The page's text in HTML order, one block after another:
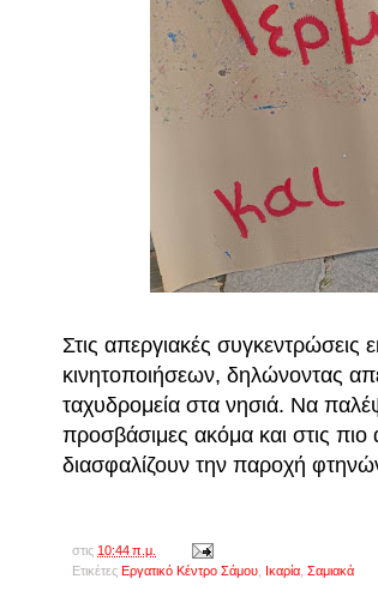
Στις απεργιακές
κινητοποιήσεων, δηλώνοντας
ταχυδρομεία στα νησιά. Να
προσβάσιμες ακόμα και στις
διασφαλίζουν την παροχή
στις 10:44 π.μ.
Ετικέτες Εργατικό Κέντρο Σάμου Ικαρία Σαμιακά